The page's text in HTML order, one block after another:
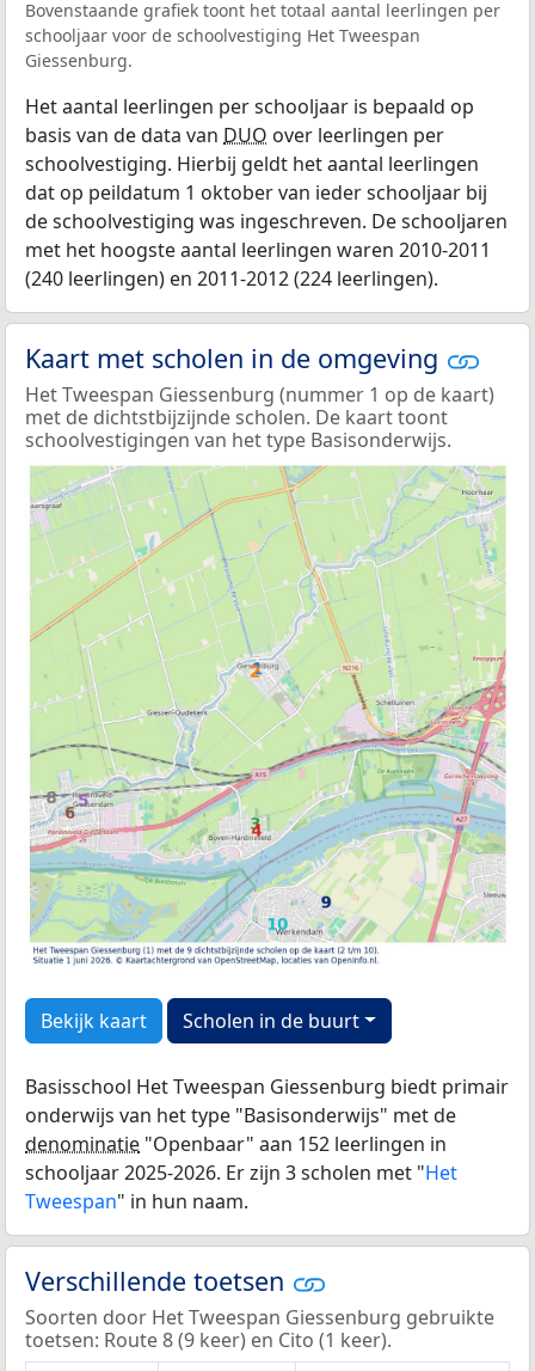
Bovenstaande grafiek toont het totaal aantal leerlingen per
schooljaar voor de schoolvestiging Het Tweespan
Giessenburg.
Het aantal leerlingen per schooljaar is bepaald op
basis van de data van DUO over leerlingen per
schoolvestiging. Hierbij geldt het aantal leerlingen
dat op peildatum 1 oktober van ieder schooljaar bij
de schoolvestiging was ingeschreven. De schooljaren
met het hoogste aantal leerlingen waren 2010-2011
(240 leerlingen) en 2011-2012 (224 leerlingen).
Kaart met scholen in de omgeving
Het Tweespan Giessenburg (nummer 1 op de kaart)
met de dichtstbijzijnde scholen. De kaart toont
schoolvestigingen van het type Basisonderwijs.
Bekijk kaart Scholen in de buurt
Basisschool Het Tweespan Giessenburg biedt primair
onderwijs van het type "Basisonderwijs" met de
denominatie "Openbaar" aan 152 leerlingen in
schooljaar 2025-2026. Er zijn 3 scholen met "Het
Tweespan" in hun naam.
Verschillende toetsen
Soorten door Het Tweespan Giessenburg gebruikte
toetsen: Route 8 (9 keer) en Cito (1 keer).